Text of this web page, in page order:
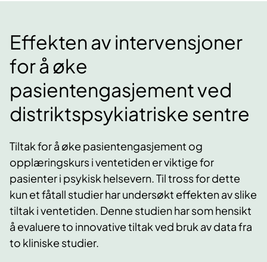
Effekten av intervensjoner
for å øke
pasientengasjement ved
distriktspsykiatriske sentre
Tiltak for å øke pasientengasjement og
opplæringskurs i ventetiden er viktige for
pasienter i psykisk helsevern. Til tross for dette
kun et fåtall studier har undersøkt effekten av slike
tiltak i ventetiden. Denne studien har som hensikt
å evaluere to innovative tiltak ved bruk av data fra
to kliniske studier.